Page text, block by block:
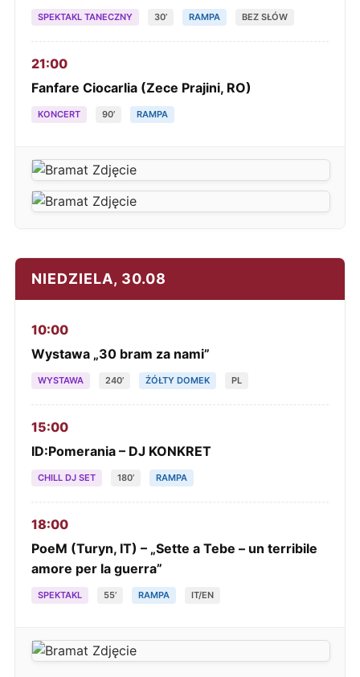
SPEKTAKL TANECZNY 30’ RAMPA BEZ SŁÓW
21:00
Fanfare Ciocarlia (Zece Prajini, RO)
KONCERT 90’ RAMPA
NIEDZIELA, 30.08
10:00
Wystawa „30 bram za nami”
WYSTAWA 240’ ŻÓŁTY DOMEK PL
15:00
ID:Pomerania – DJ KONKRET
CHILL DJ SET 180’ RAMPA
18:00
PoeM (Turyn, IT) – „Sette a Tebe – un terribile
amore per la guerra”
SPEKTAKL 55’ RAMPA IT/EN